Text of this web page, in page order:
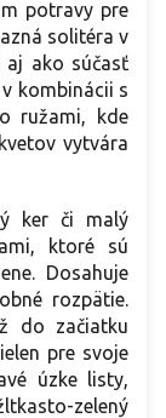
potravy pre
solitéra v
aj ako súčasť
kombinácii s
ružami, kde
vytvára
ker či malý
ktoré sú
Dosahuje
rozpätie.
do začiatku
pre svoje
úzke listy,
zelený